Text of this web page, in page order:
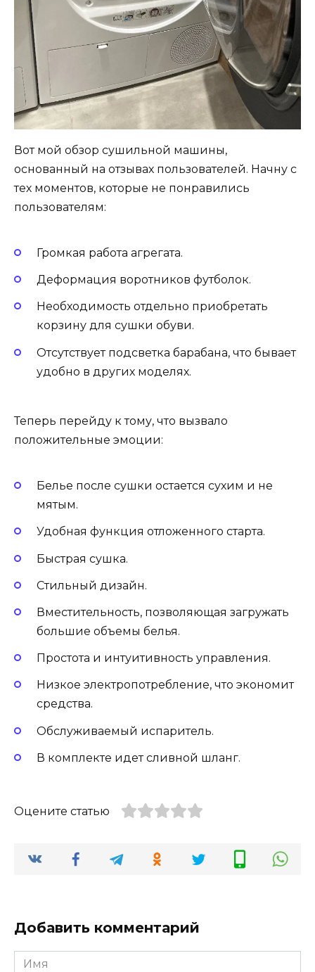
Вот мой обзор сушильной машины,
основанный на отзывах пользователей. Начну с
тех моментов, которые не понравились
пользователям:
Громкая работа агрегата.
Деформация воротников футболок.
Необходимость отдельно приобретать
корзину для сушки обуви.
Отсутствует подсветка барабана, что бывает
удобно в других моделях.
Теперь перейду к тому, что вызвало
положительные эмоции:
Белье после сушки остается сухим и не
мятым.
Удобная функция отложенного старта.
Быстрая сушка.
Стильный дизайн.
Вместительность, позволяющая загружать
большие объемы белья.
Простота и интуитивность управления.
Низкое электропотребление, что экономит
средства.
Обслуживаемый испаритель.
В комплекте идет сливной шланг.
Оцените статью
Добавить комментарий
Имя